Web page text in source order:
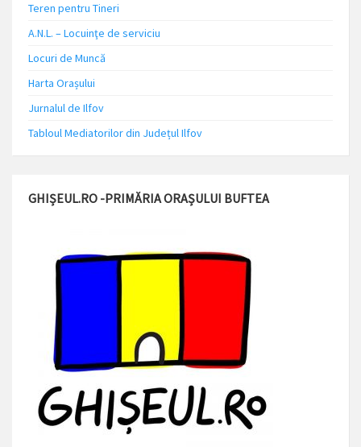
Teren pentru Tineri
A.N.L. – Locuinţe de serviciu
Locuri de Muncă
Harta Orașului
Jurnalul de Ilfov
Tabloul Mediatorilor din Județul Ilfov
GHIȘEUL.RO -PRIMĂRIA ORAȘULUI BUFTEA